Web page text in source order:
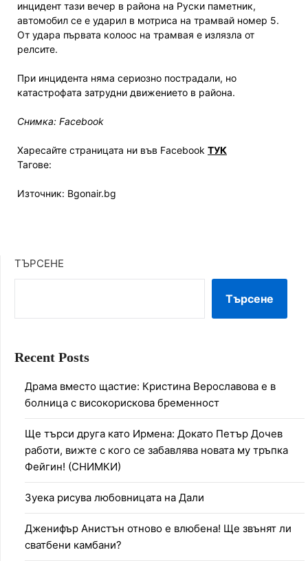
инцидент тази вечер в района на Руски паметник,
автомобил се е ударил в мотриса на трамвай номер 5.
От удара първата колоос на трамвая е излязла от
релсите.
При инцидента няма сериозно пострадали, но
катастрофата затрудни движението в района.
Снимка: Facebook
Харесайте страницата ни във Facebook ТУК
Тагове:
Източник: Bgonair.bg
ТЪРСЕНЕ
Търсене
Recent Posts
Драма вместо щастие: Кристина Верославова е в
болница с високорискова бременност
Ще търси друга като Ирмена: Докато Петър Дочев
работи, вижте с кого се забавлява новата му тръпка
Фейгин! (СНИМКИ)
Зуека рисува любовницата на Дали
Дженифър Анистън отново е влюбена! Ще звънят ли
сватбени камбани?